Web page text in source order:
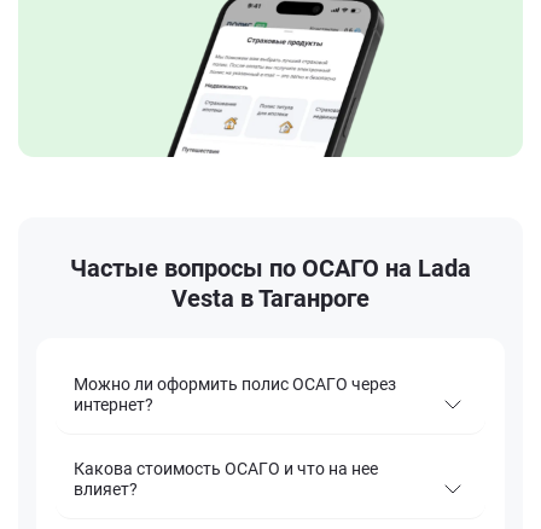
Частые вопросы по ОСАГО на Lada
Vesta в Таганроге
Можно ли оформить полис ОСАГО через
интернет?
Какова стоимость ОСАГО и что на нее
влияет?